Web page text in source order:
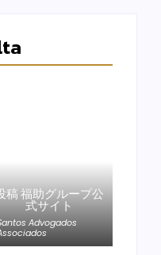
稿 福助グループ公
式サイト
Advogados